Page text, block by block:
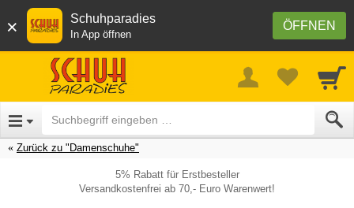
× ÖFFNEN
Schuhparadies
In App öffnen
Zurück zu "Damenschuhe"
5% Rabatt für Erstbesteller
Versandkostenfrei ab 70,- Euro Warenwert!